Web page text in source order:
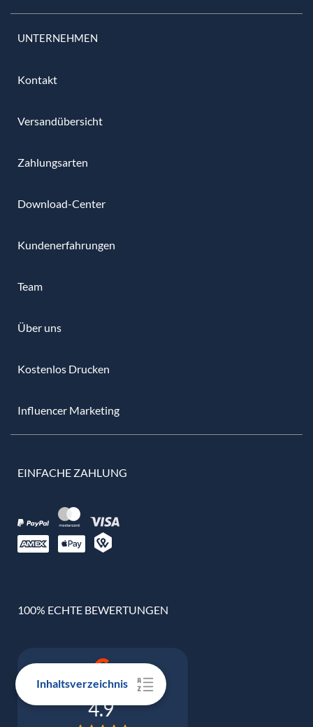
Inhaltsverzeichnis
UNTERNEHMEN
Kontakt
Versandübersicht
Zahlungsarten
Download-Center
Kundenerfahrungen
Team
Über uns
Kostenlos Drucken
Influencer Marketing
EINFACHE ZAHLUNG
100% ECHTE BEWERTUNGEN
Google Bewertung
4.9